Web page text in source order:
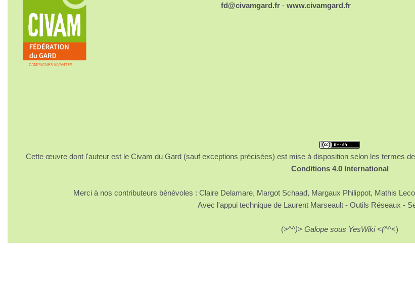
fd@civamgard.fr- www.civamgard.fr
Cette œuvre dont l'auteur est le Civam du Gard (sauf exceptions précisées) est mise à disposition selon les termes
Conditions 4.0 International
Merci à nos contributeurs bénévoles : Claire Delamare, Margot Schaad, Margaux Philippot, Mathis
Avec l'appui technique de Laurent Marseault - Outils Réseaux -
(>^^)> Galope sous YesWiki <(^^<)